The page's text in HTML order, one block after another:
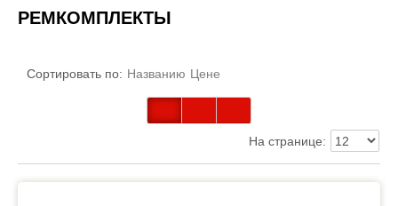
РЕМКОМПЛЕКТЫ
Сортировать по: Названию Цене
На странице: